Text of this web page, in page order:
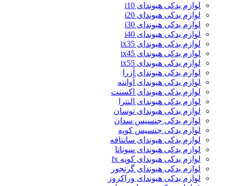
لوازم یدکی هیوندای i10
لوازم یدکی هیوندای i20
لوازم یدکی هیوندای i30
لوازم یدکی هیوندای i40
لوازم یدکی هیوندای ix35
لوازم یدکی هیوندای ix45
لوازم یدکی هیوندای ix55
لوازم یدکی هیوندای آزرا
لوازم یدکی هیوندای آوانته
لوازم یدکی هیوندای اکسنت
لوازم یدکی هیوندای النترا
لوازم یدکی هیوندای توسان
لوازم یدکی جنسیس سدان
لوازم یدکی جنسیس کوپه
لوازم یدکی هیوندای سانتافه
لوازم یدکی هیوندای سوناتا
لوازم یدکی هیوندای کوپه fx
لوازم یدکی هیوندای گرنجور
لوازم یدکی هیوندای وراکروز